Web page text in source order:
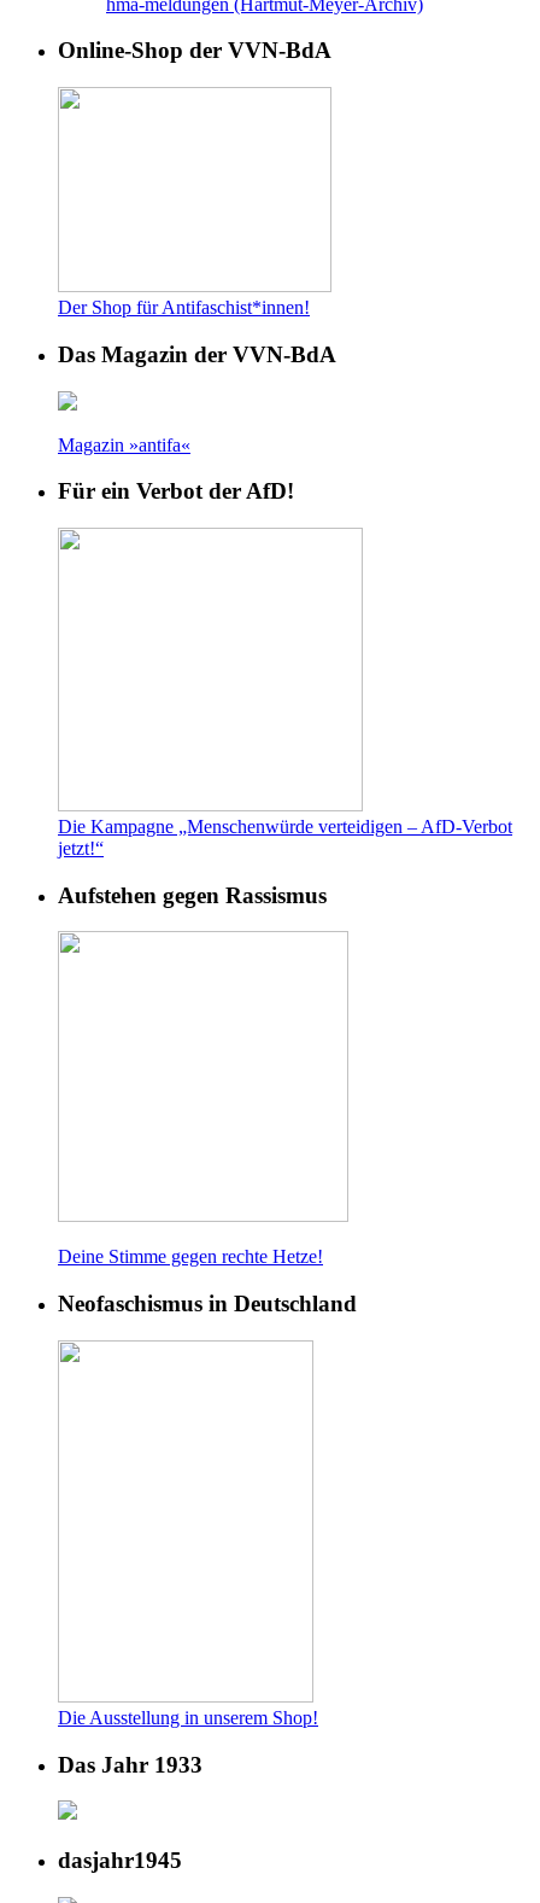
Online-Shop der VVN-BdA
Der Shop für Antifaschist*innen!
Das Magazin der VVN-BdA
Magazin »antifa«
Für ein Verbot der AfD!
Die Kampagne „Menschenwürde verteidigen – AfD-Verbot
jetzt!“
Aufstehen gegen Rassismus
Deine Stimme gegen rechte Hetze!
Neofaschismus in Deutschland
Die Ausstellung in unserem Shop!
Das Jahr 1933
dasjahr1945